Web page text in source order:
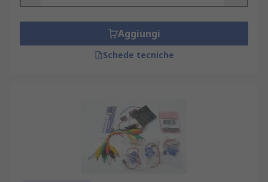
Aggiungi
Schede tecniche